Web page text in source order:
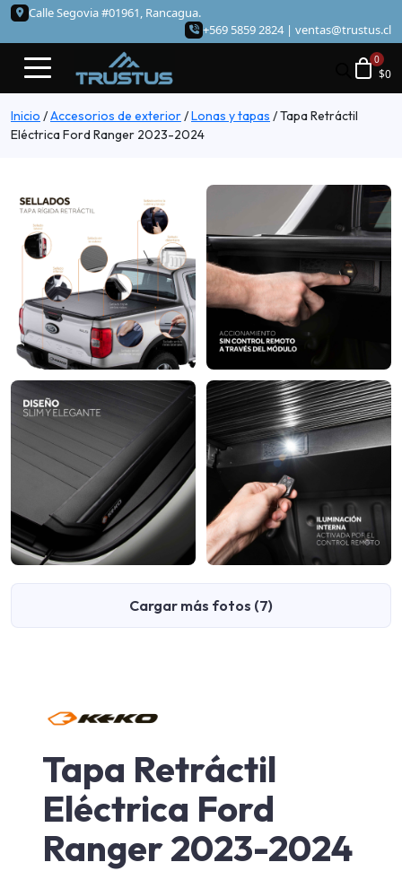
Calle Segovia #01961, Rancagua.
+569 5859 2824 | ventas@trustus.cl
$0
Inicio /Accesorios de exterior/Lonas y tapas /Tapa Retráctil
Eléctrica Ford Ranger 2023-2024
Cargar más fotos (7)
Tapa Retráctil
Eléctrica Ford
Ranger 2023-2024